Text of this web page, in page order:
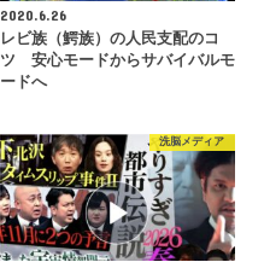
2020.6.26
レビ族（鰐族）の人民支配のコ
ツ 安心モードからサバイバルモ
ードへ
洗脳メディア